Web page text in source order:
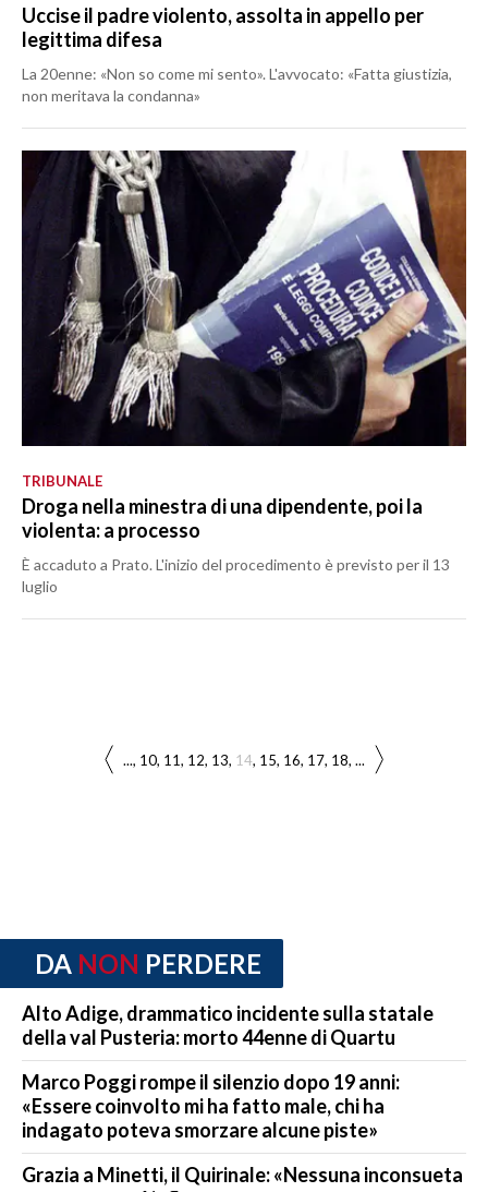
Uccise il padre violento, assolta in appello per
legittima difesa
La 20enne: «Non so come mi sento». L'avvocato: «Fatta giustizia,
non meritava la condanna»
TRIBUNALE
Droga nella minestra di una dipendente, poi la
violenta: a processo
È accaduto a Prato. L'inizio del procedimento è previsto per il 13
luglio
... 10 11 12 13 14 15 16 17 18 ...
DA NON PERDERE
Alto Adige, drammatico incidente sulla statale
della val Pusteria: morto 44enne di Quartu
Marco Poggi rompe il silenzio dopo 19 anni:
«Essere coinvolto mi ha fatto male, chi ha
indagato poteva smorzare alcune piste»
Grazia a Minetti, il Quirinale: «Nessuna inconsueta